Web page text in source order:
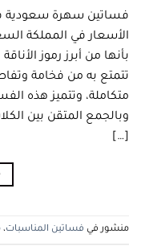
فساتين سهرة سعودية
الأسعار في المملكة
بأنها من أبرز رموز
تتمتع به من فخامة
متكاملة، وتتميز هذه
وبالجمع المتقن بين
[…]
منشور في فساتين المناسبات،